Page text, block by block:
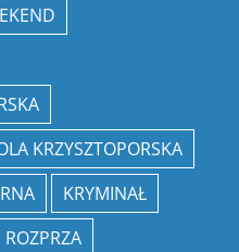
KRZYSZTOPORSKA
KRYMINAŁ
ROZPRZA